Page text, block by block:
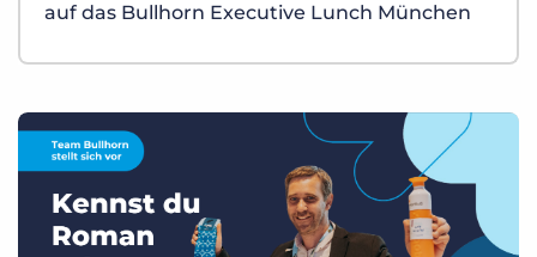
auf das Bullhorn Executive Lunch München